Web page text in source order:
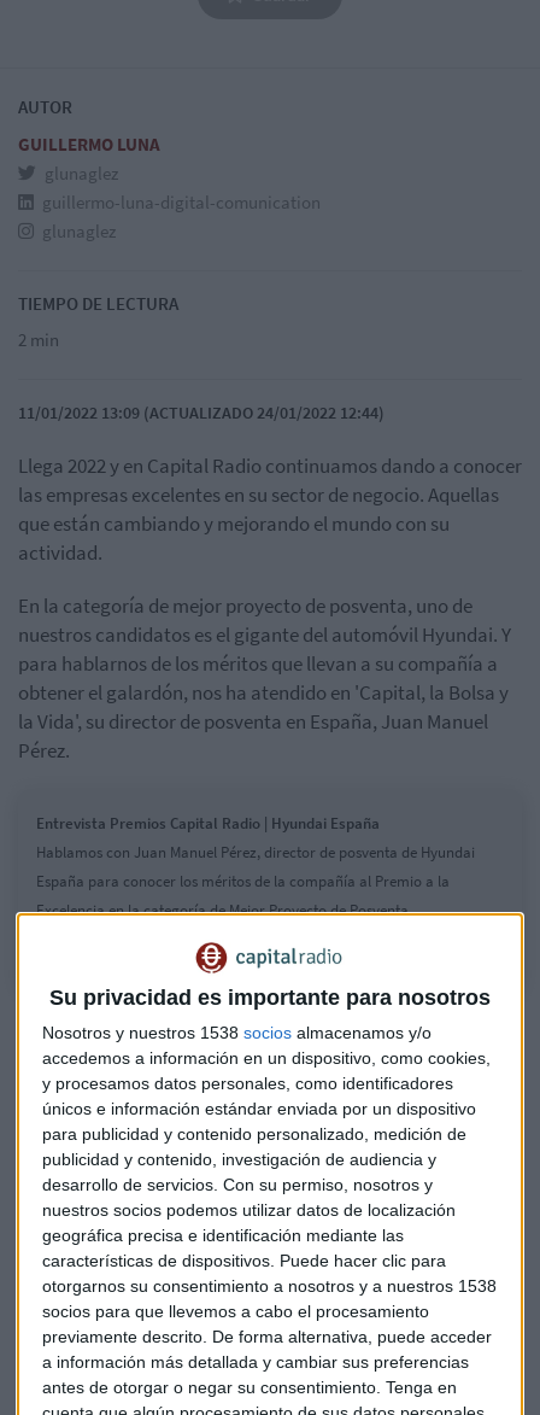
Su privacidad es importante para nosotros
Nosotros y nuestros 1538 socios almacenamos y/o
accedemos a información en un dispositivo, como cookies,
y procesamos datos personales, como identificadores
únicos e información estándar enviada por un dispositivo
para publicidad y contenido personalizado, medición de
publicidad y contenido, investigación de audiencia y
desarrollo de servicios. Con su permiso, nosotros y
nuestros socios podemos utilizar datos de localización
geográfica precisa e identificación mediante las
características de dispositivos. Puede hacer clic para
otorgarnos su consentimiento a nosotros y a nuestros 1538
socios para que llevemos a cabo el procesamiento
previamente descrito. De forma alternativa, puede acceder
a información más detallada y cambiar sus preferencias
antes de otorgar o negar su consentimiento. Tenga en
AUTOR
GUILLERMO LUNA
glunaglez
guillermo-luna-digital-comunication
glunaglez
TIEMPO DE LECTURA
2 min
11/01/2022 13:09 (ACTUALIZADO 24/01/2022 12:44)
Llega 2022 y en Capital Radio continuamos dando a conocer
las empresas excelentes en su sector de negocio. Aquellas
que están cambiando y mejorando el mundo con su
actividad.
En la categoría de mejor proyecto de posventa, uno de
nuestros candidatos es el gigante del automóvil Hyundai. Y
para hablarnos de los méritos que llevan a su compañía a
obtener el galardón, nos ha atendido en 'Capital, la Bolsa y
la Vida', su director de posventa en España, Juan Manuel
Pérez.
Entrevista Premios Capital Radio | Hyundai España
Hablamos con Juan Manuel Pérez, director de posventa de Hyundai
España para conocer los méritos de la compañía al Premio a la
Excelencia en la categoría de Mejor Proyecto de Posventa.
Hyundai España apuesta por ponerse siempre en el lugar de
los clientes para ofrecer sus servicios con el pleno
conocimiento de las necesidades que tienen tras la
adquisición de su vehículo. "Todos somos clientes de
productos y sabemos qué es lo que queremos como
clientes". Pérez señala que el motor de trabajo en la
compañía pasa por mejorar cada día el servicio que ofrece a
sus clientes.
Para conocer el grado de satisfacción de sus clientes y
mejorar el servicio de cara al futuro, Hyundai España
elabora muchas encuestas. Tras la compra del vehículo y
cada vez que visita la posventa. Además, realizan un
seguimiento de los datos de los medios sociales: reseñas de